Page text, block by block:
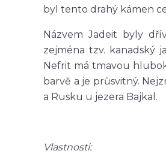
byl tento drahý kámen
Názvem Jadeit byly
zejména tzv. kanadský
Nefrit má tmavou
barvě a je průsvitný.
a Rusku u jezera Bajkal.
Vlastnosti: